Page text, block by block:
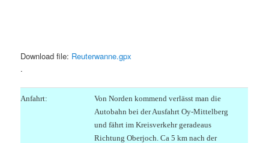
Download file: Reuterwanne.gpx
.
Anfahrt:
Von Norden kommend verlässt man die
Autobahn bei der Ausfahrt Oy-Mittelberg
und fährt im Kreisverkehr geradeaus
Richtung Oberjoch. Ca 5 km nach der